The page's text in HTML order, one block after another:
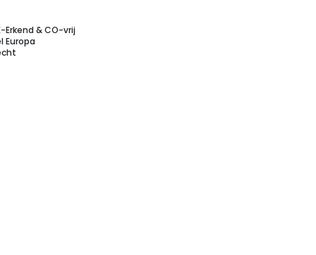
Erkend & CO-vrij
Europa